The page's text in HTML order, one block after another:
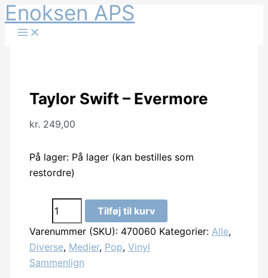
Gå
Enoksen APS
Taylor Swift – Evermore
kr. 249,00
På lager: På lager (kan bestilles som
restordre)
Taylor
-
Evermore
antal
Tilføj til kurv
Varenummer (SKU): 470060 Kategorier: Alle,
Diverse, Medier, Pop, Vinyl
Sammenlign